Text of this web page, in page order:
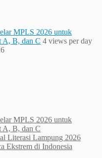
MPLS 2026 untuk
A, B, dan C 4 views per day
MPLS 2026 untuk
A, B, dan C
Literasi Lampung 2026
Ekstrem di Indonesia